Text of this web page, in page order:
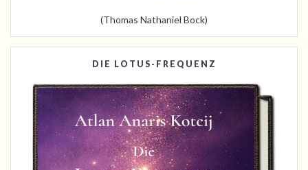
(Thomas Nathaniel Bock)
DIE LOTUS-FREQUENZ